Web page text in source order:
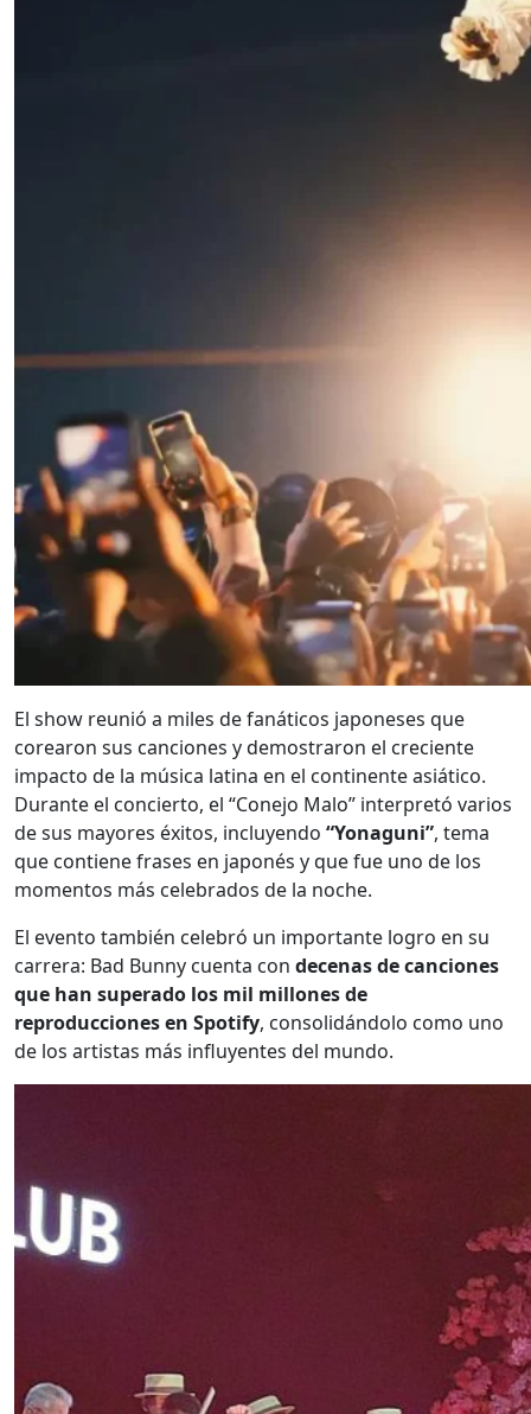
El show reunió a miles de fanáticos japoneses que
corearon sus canciones y demostraron el creciente
impacto de la música latina en el continente asiático.
Durante el concierto, el “Conejo Malo” interpretó varios
de sus mayores éxitos, incluyendo “Yonaguni”, tema
que contiene frases en japonés y que fue uno de los
momentos más celebrados de la noche.
El evento también celebró un importante logro en su
carrera: Bad Bunny cuenta con decenas de canciones
que han superado los mil millones de
reproducciones en Spotify, consolidándolo como uno
de los artistas más influyentes del mundo.